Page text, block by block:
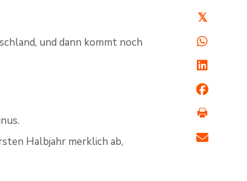
und dann kommt noch
Halbjahr merklich ab,
𝕏